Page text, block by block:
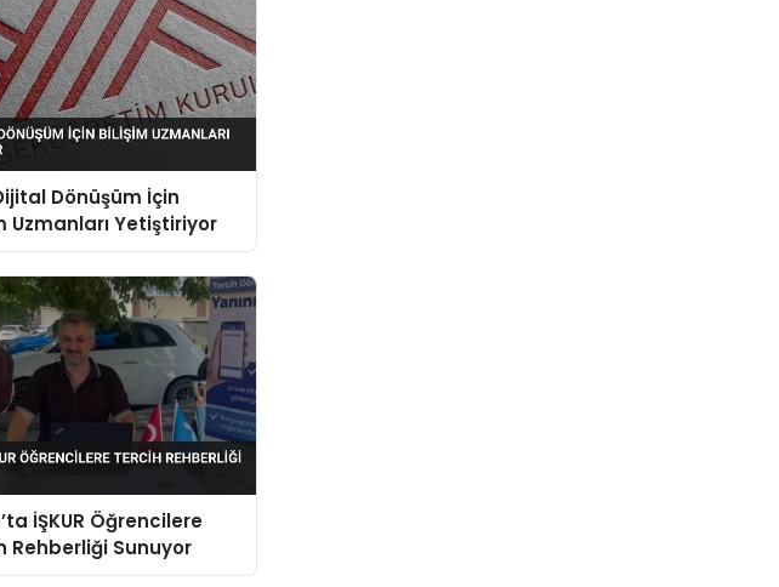
Dönüşüm İçin
Uzmanları Yetiştiriyor
İŞKUR Öğrencilere
Rehberliği Sunuyor